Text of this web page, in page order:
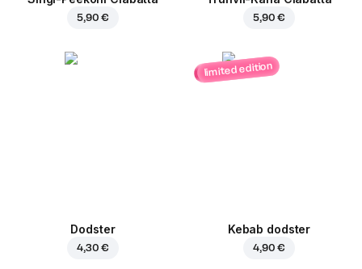
5,90 € 5,90 €
Dodster
4,30 €
limited edition
Kebab dodster
4,90 €